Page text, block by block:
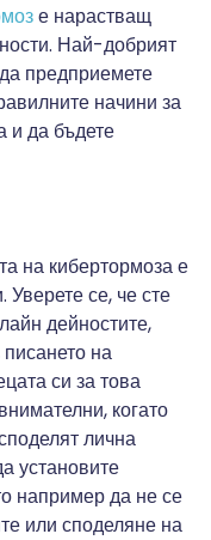
е нарастващ
Най-добрият
предприемете
начини за
и да бъдете
на кибертормоза е
Уверете се, че сте
дейностите,
на
си за това
когато
лична
установите
например да не се
или споделяне на